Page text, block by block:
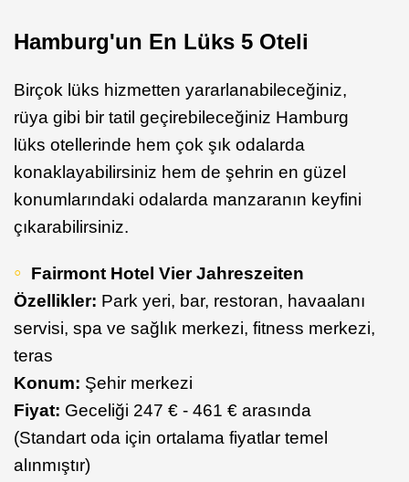
Hamburg'un En Lüks 5 Oteli
Birçok lüks hizmetten yararlanabileceğiniz,
rüya gibi bir tatil geçirebileceğiniz Hamburg
lüks otellerinde hem çok şık odalarda
konaklayabilirsiniz hem de şehrin en güzel
konumlarındaki odalarda manzaranın keyfini
çıkarabilirsiniz.
Fairmont Hotel Vier Jahreszeiten
Özellikler: Park yeri, bar, restoran, havaalanı
servisi, spa ve sağlık merkezi, fitness merkezi,
teras
Konum: Şehir merkezi
Fiyat: Geceliği 247 € - 461 € arasında
(Standart oda için ortalama fiyatlar temel
alınmıştır)